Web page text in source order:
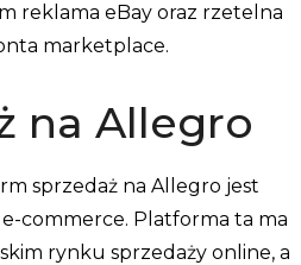
reklama eBay oraz rzetelna
marketplace.
na Allegro
sprzedaż na Allegro jest
commerce. Platforma ta ma
rynku sprzedaży online, a